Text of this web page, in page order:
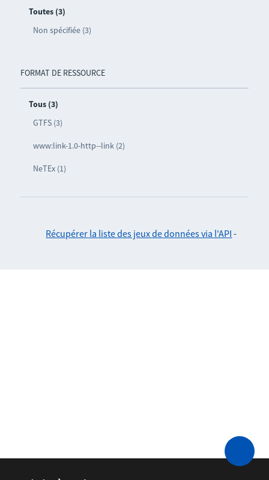
Toutes (3)
Non spécifiée (3)
FORMAT DE RESSOURCE
Tous (3)
GTFS (3)
www:link-1.0-http--link (2)
NeTEx (1)
Récupérer la liste des jeux de données via l'API -